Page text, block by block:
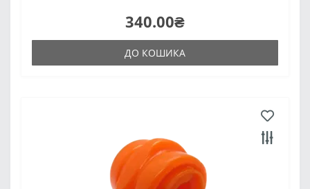
340.00₴
ДО КОШИКА